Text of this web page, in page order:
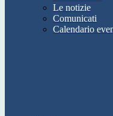
Le notizie
Comunicati
Calendario